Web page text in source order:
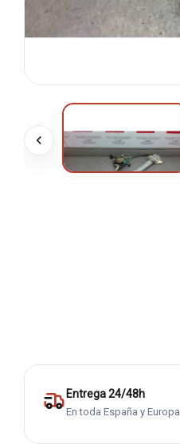
Entrega 24/48h
En toda España y Europa